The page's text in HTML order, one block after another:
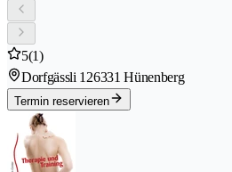
5(1)
Dorfgässli 126331 Hünenberg
Termin reservieren